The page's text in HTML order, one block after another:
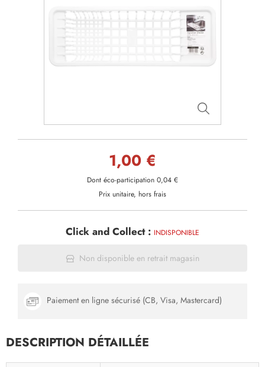
1,00 €
Dont éco-participation 0,04 €
Prix unitaire, hors frais
Click and Collect : INDISPONIBLE
Non disponible en retrait magasin
Paiement en ligne sécurisé (CB, Visa, Mastercard)
DESCRIPTION DÉTAILLÉE